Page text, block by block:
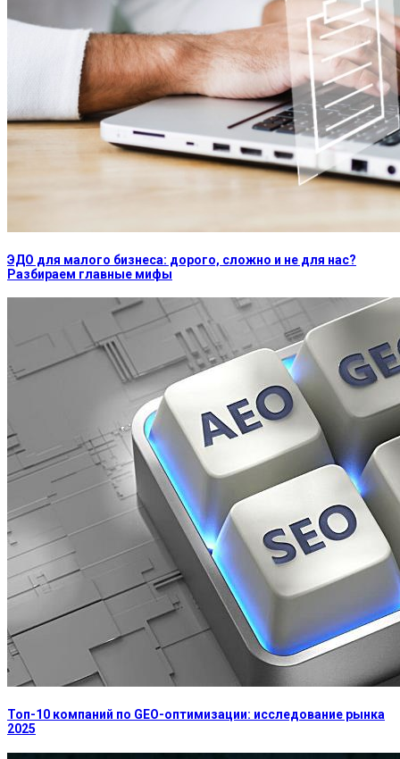
ЭДО для малого бизнеса: дорого, сложно и не для нас?
Разбираем главные мифы
Топ-10 компаний по GEO-оптимизации: исследование рынка
2025